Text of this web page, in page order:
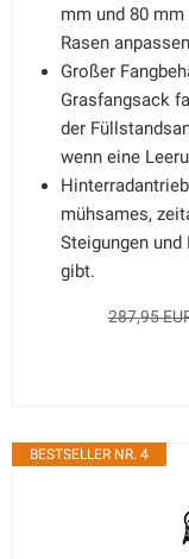
mm und 80
Rasen
Großer
Grasfangsack
der
wenn eine
mühsames,
Steigungen
gibt.
287,95
BESTSELLER NR. 4